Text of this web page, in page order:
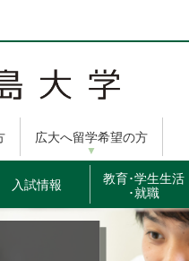
広大へ留学希望の方
入試情報
教育･学生生活
･就職